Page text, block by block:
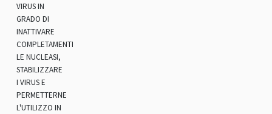
VIRUS IN
GRADO DI
INATTIVARE
COMPLETAMENTE
LE NUCLEASI,
STABILIZZARE
I VIRUS E
PERMETTERNE
L'UTILIZZO IN